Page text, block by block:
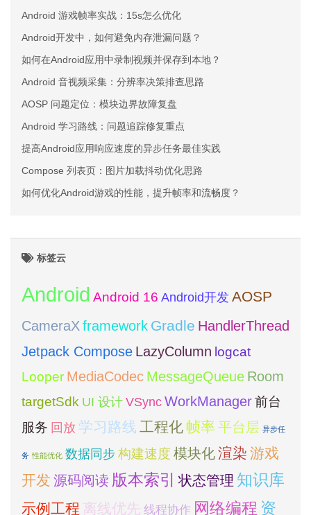
Android 游戏帧率实战：15s怎么优化
Android开发中，如何避免内存泄漏问题？
如何在Android应用中录制视频并保存到本地？
Android 音视频采集：分辨率决策排查思路
AOSP 问题定位：模块边界故障复盘
Android 学习路线：问题追踪修复重点
提高Android应用响应速度的异步任务最佳实践
Compose 列表页：图片加载抖动优化思路
如何优化Android游戏的性能，提升帧率和流畅度？
标签云
Android Android 16 Android开发 AOSP
CameraX framework Gradle HandlerThread
Jetpack Compose LazyColumn logcat
Looper MediaCodec MessageQueue Room
targetSdk UI 设计 VSyncWorkManager前台
服务 回放 学习路线 工程化帧率 平台层 异步任
务 性能优化 数据同步 构建速度 模块化渲染 游戏
开发 源码阅读 版本索引 状态管理 知识库
示例工程 离线优先 线程协作 网络编程 资